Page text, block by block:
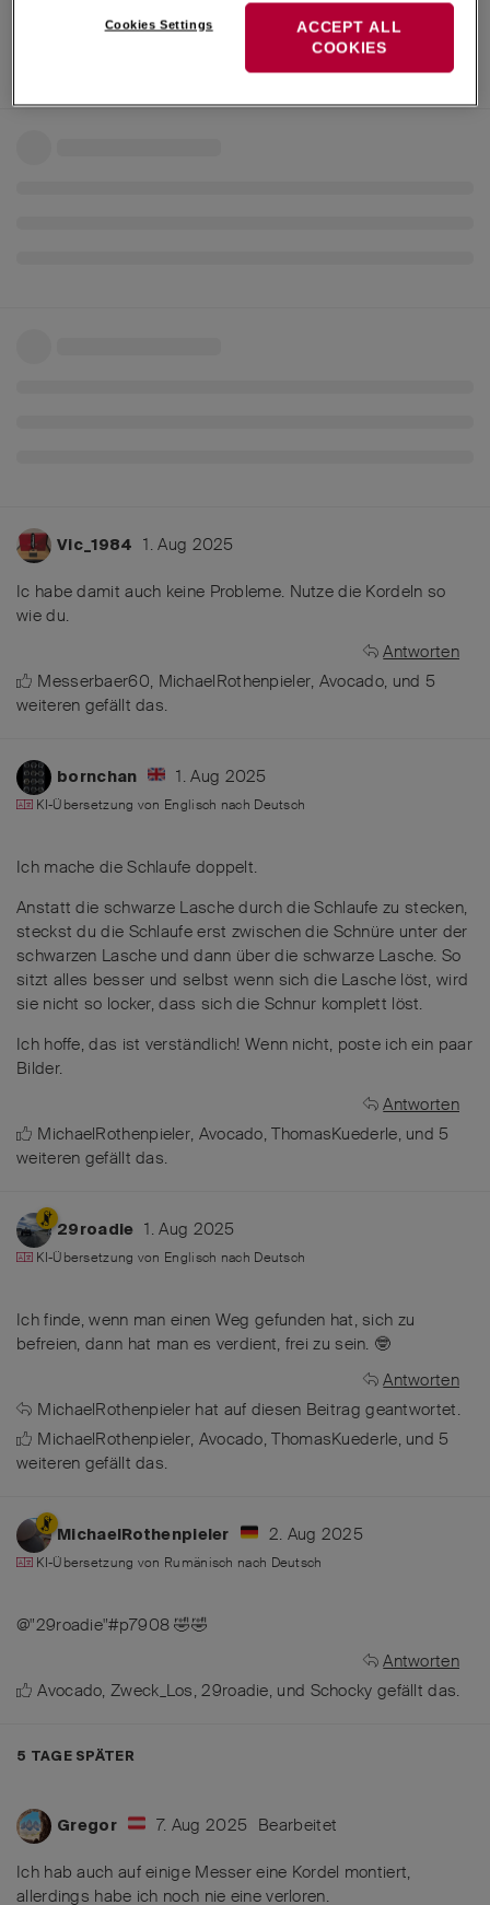
Vic_1984 1. Aug 2025
Ic habe damit auch keine Probleme. Nutze die Kordeln so
wie du.
Antworten
Messerbaer60, MichaelRothenpieler, Avocado, und 5
weiteren gefällt das.
bornchan 1. Aug 2025
KI-Übersetzung von Englisch nach Deutsch
Ich mache die Schlaufe doppelt.
Anstatt die schwarze Lasche durch die Schlaufe zu stecken,
steckst du die Schlaufe erst zwischen die Schnüre unter der
schwarzen Lasche und dann über die schwarze Lasche. So
sitzt alles besser und selbst wenn sich die Lasche löst, wird
sie nicht so locker, dass sich die Schnur komplett löst.
Ich hoffe, das ist verständlich! Wenn nicht, poste ich ein paar
Bilder.
Antworten
MichaelRothenpieler, Avocado,ThomasKuederle, und 5
weiteren gefällt das.
29roadie 1. Aug 2025
KI-Übersetzung von Englisch nach Deutsch
Ich finde, wenn man einen Weg gefunden hat, sich zu
befreien, dann hat man es verdient, frei zu sein. 🤓
Antworten
MichaelRothenpieler hat auf diesen Beitrag geantwortet.
MichaelRothenpieler, Avocado,ThomasKuederle, und 5
weiteren gefällt das.
MichaelRothenpieler 2. Aug 2025
KI-Übersetzung von Rumänisch nach Deutsch
@"29roadie"#p7908 🤣🤣
Antworten
Avocado,Zweck_Los,29roadie, und Schocky gefällt das.
5 TAGESPÄTER
Gregor 7. Aug 2025 Bearbeitet
Ich hab auch auf einige Messer eine Kordel montiert,
allerdings habe ich noch nie eine verloren.
Cookies Settings
ACCEPT ALL
COOKIES